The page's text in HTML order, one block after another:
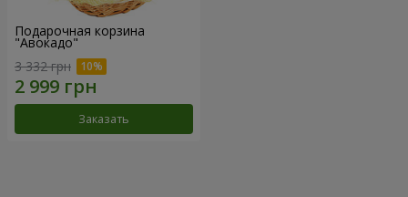
Подарочная корзина
"Авокадо"
3 332 грн
Заказать